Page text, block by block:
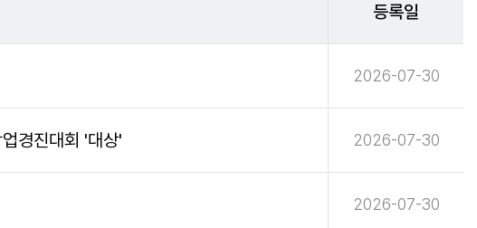
등록일
2026-07-30
경진대회 '대상' 2026-07-30
2026-07-30